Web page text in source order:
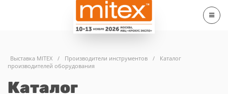
Выставка MITEX / Производители инструментов /
Каталог
производителей оборудования
Каталог